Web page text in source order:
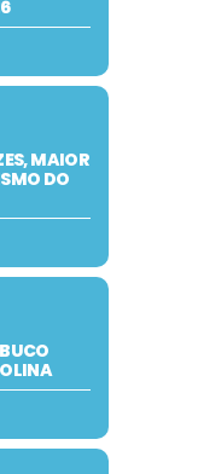
MAIOR
DO